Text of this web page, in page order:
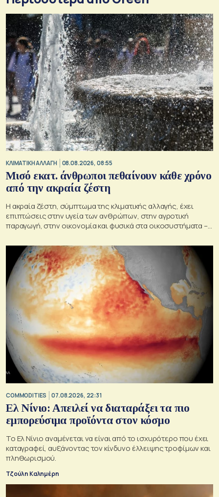
ΚΛΙΜΑΤΙΚΗ ΑΛΛΑΓΗ 08.08.2026, 08:55
Μισό εκατ. άνθρωποι πεθαίνουν κάθε χρόνο
από την ακραία ζέστη
Η ακραία ζέστη, σύμπτωμα της κλιματικής αλλαγής, έχει
επιπτώσεις στην υγεία των ανθρώπων, στην αγροτική
παραγωγή, στην οικονομία και φυσικά στα οικοσυστήματα –
COMMODITIES 07.08.2026, 22:31
Ελ Νίνιο: Απειλεί να διαταράξει τα πιο
εμπορεύσιμα προϊόντα στον κόσμο
Το Ελ Νίνιο αναμένεται να είναι από το ισχυρότερο που έχει
καταγραφεί, αυξάνοντας τον κίνδυνο έλλειψης τροφίμων και
πληθωρισμού.
Τζούλη Καλημέρη